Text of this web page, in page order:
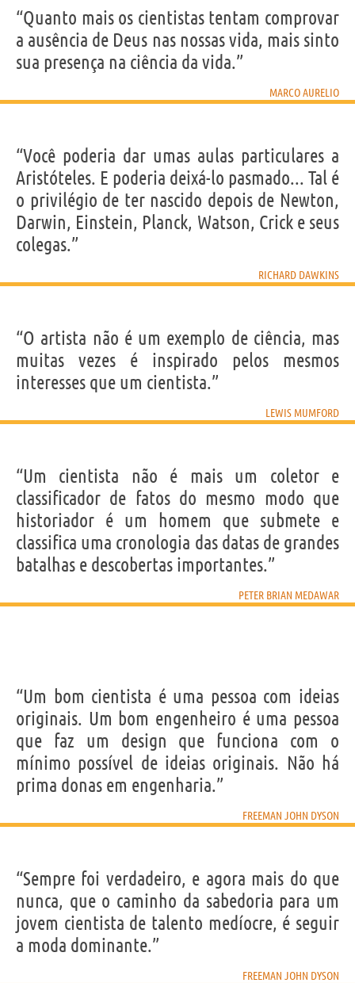
“Quanto mais os cientistas tentam comprovar
a ausência de Deus nas nossas vida, mais sinto
sua presença na ciência da vida.”
MARCO AURELIO
“Você poderia dar umas aulas particulares a
Aristóteles. E poderia deixá-lo pasmado... Tal é
o privilégio de ter nascido depois de Newton,
Darwin, Einstein, Planck, Watson, Crick e seus
colegas.”
RICHARD DAWKINS
“O artista não é um exemplo de ciência, mas
muitas vezes é inspirado pelos mesmos
interesses que um cientista.”
LEWIS MUMFORD
“Um cientista não é mais um coletor e
classificador de fatos do mesmo modo que
historiador é um homem que submete e
classifica uma cronologia das datas de grandes
batalhas e descobertas importantes.”
PETER BRIAN MEDAWAR
“Um bom cientista é uma pessoa com ideias
originais. Um bom engenheiro é uma pessoa
que faz um design que funciona com o
mínimo possível de ideias originais. Não há
prima donas em engenharia.”
FREEMAN JOHN DYSON
“Sempre foi verdadeiro, e agora mais do que
nunca, que o caminho da sabedoria para um
jovem cientista de talento medíocre, é seguir
a moda dominante.”
FREEMAN JOHN DYSON